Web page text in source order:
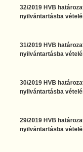
32/2019 HVB
nyilvántartásba
31/2019 HVB
nyilvántartásba
30/2019 HVB
nyilvántartásba
29/2019 HVB
nyilvántartásba